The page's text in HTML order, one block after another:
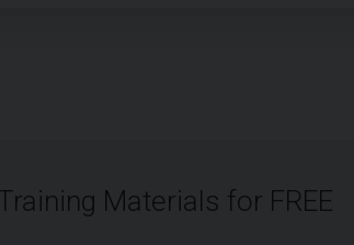
Materials for FREE